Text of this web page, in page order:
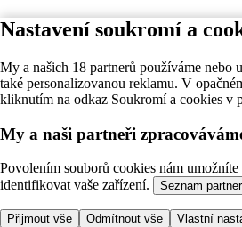
Nastavení soukromí a
My a našich 18 partnerů používáme nebo
také personalizovanou reklamu. V
kliknutím na odkaz Soukromí a cookies v
My a naši partneři
Povolením souborů cookies nám
identifikovat vaše zařízení.
Seznam
Přijmout vše Odmítnout vše Vlastní